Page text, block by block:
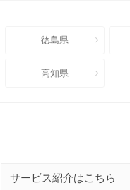
徳島県
高知県
サービス紹介はこちら